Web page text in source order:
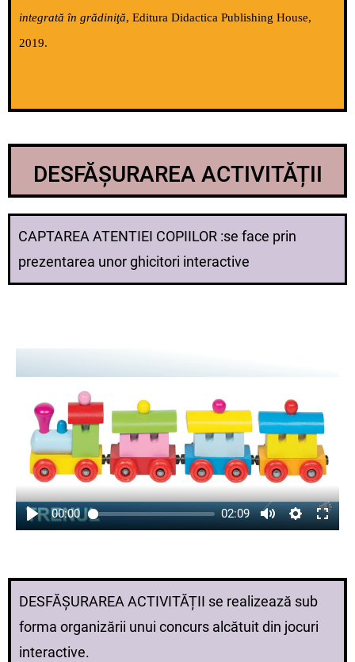
integrată în grădiniţă, Editura Didactica Publishing House,
2019.
DESFĂȘURAREA ACTIVITĂȚII
CAPTAREA ATENTIEI COPIILOR :se face prin
prezentarea unor ghicitori interactive
00:00 02:09
DESFĂȘURAREA ACTIVITĂȚII se realizează sub
forma organizării unui concurs alcătuit din jocuri
interactive.